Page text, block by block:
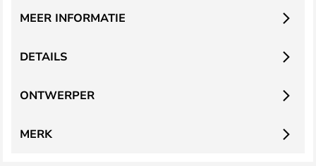
DETAILS
MEER INFORMATIE
ONTWERPER
MERK